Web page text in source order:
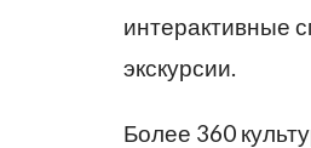
интерактивные
экскурсии.
Более 360